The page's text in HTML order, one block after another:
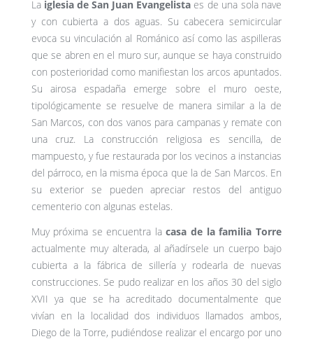
La iglesia de San Juan Evangelista es de una sola nave
y con cubierta a dos aguas. Su cabecera semicircular
evoca su vinculación al Románico así como las aspilleras
que se abren en el muro sur, aunque se haya construido
con posterioridad como manifiestan los arcos apuntados.
Su airosa espadaña emerge sobre el muro oeste,
tipológicamente se resuelve de manera similar a la de
San Marcos, con dos vanos para campanas y remate con
una cruz. La construcción religiosa es sencilla, de
mampuesto, y fue restaurada por los vecinos a instancias
del párroco, en la misma época que la de San Marcos. En
su exterior se pueden apreciar restos del antiguo
cementerio con algunas estelas.
Muy próxima se encuentra la casa de la familia Torre
actualmente muy alterada, al añadírsele un cuerpo bajo
cubierta a la fábrica de sillería y rodearla de nuevas
construcciones. Se pudo realizar en los años 30 del siglo
XVII ya que se ha acreditado documentalmente que
vivían en la localidad dos individuos llamados ambos,
Diego de la Torre, pudiéndose realizar el encargo por uno